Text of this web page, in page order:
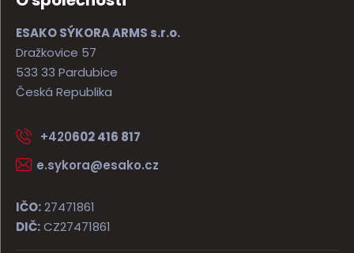
ESAKO SÝKORA ARMS s.r.o.
Dražkovice 57
533 33 Pardubice
Česká Republika
+420602 416 817
e.sykora@esako.cz
IČO:27471861
DIČ:CZ27471861